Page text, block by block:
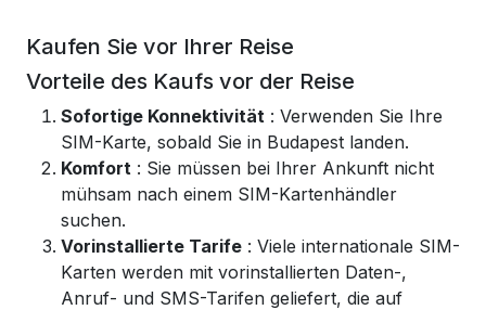
Kaufen Sie vor Ihrer Reise
Vorteile des Kaufs vor der Reise
Sofortige Konnektivität : Verwenden Sie Ihre
SIM-Karte, sobald Sie in Budapest landen.
Komfort : Sie müssen bei Ihrer Ankunft nicht
mühsam nach einem SIM-Kartenhändler
suchen.
Vorinstallierte Tarife : Viele internationale SIM-
Karten werden mit vorinstallierten Daten-,
Anruf- und SMS-Tarifen geliefert, die auf